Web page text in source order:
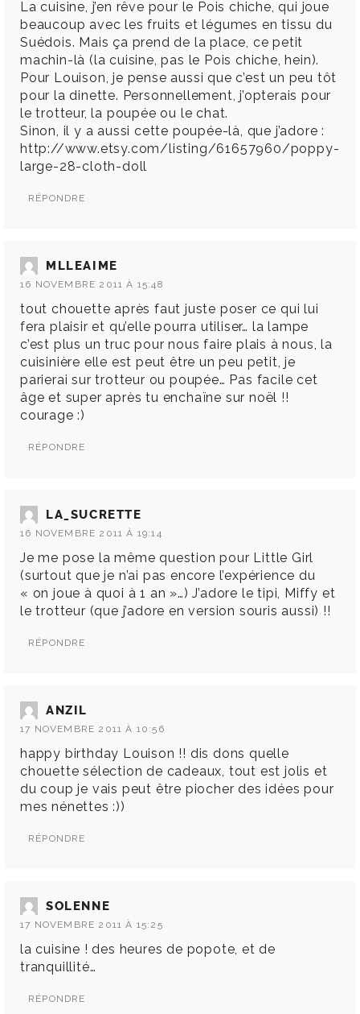
La cuisine, j’en rêve pour le Pois chiche, qui joue
beaucoup avec les fruits et légumes en tissu du
Suédois. Mais ça prend de la place, ce petit
machin-là (la cuisine, pas le Pois chiche, hein).
Pour Louison, je pense aussi que c’est un peu tôt
pour la dinette. Personnellement, j’opterais pour
le trotteur, la poupée ou le chat.
Sinon, il y a aussi cette poupée-là, que j’adore :
http://www.etsy.com/listing/61657960/poppy-
large-28-cloth-doll
RÉPONDRE
MLLEAIME
16 NOVEMBRE 2011 À 15:48
tout chouette après faut juste poser ce qui lui
fera plaisir et qu’elle pourra utiliser… la lampe
c’est plus un truc pour nous faire plais à nous, la
cuisinière elle est peut être un peu petit, je
parierai sur trotteur ou poupée… Pas facile cet
âge et super après tu enchaïne sur noël !!
courage :)
RÉPONDRE
LA_SUCRETTE
16 NOVEMBRE 2011 À 19:14
Je me pose la même question pour Little Girl
(surtout que je n’ai pas encore l’expérience du
« on joue à quoi à 1 an »…) J’adore le tipi, Miffy et
le trotteur (que j’adore en version souris aussi) !!
RÉPONDRE
ANZIL
17 NOVEMBRE 2011 À 10:56
happy birthday Louison !! dis dons quelle
chouette sélection de cadeaux, tout est jolis et
du coup je vais peut être piocher des idées pour
mes nénettes :))
RÉPONDRE
SOLENNE
17 NOVEMBRE 2011 À 15:25
la cuisine ! des heures de popote, et de
tranquillité…
RÉPONDRE